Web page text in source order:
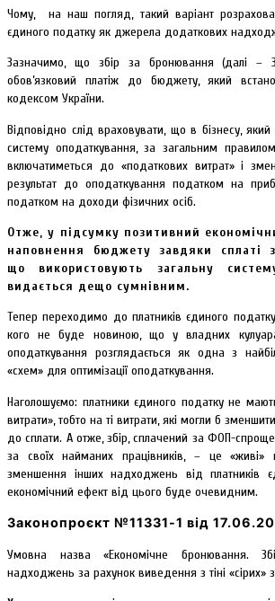
Чому, на наш погляд, такий варіант
єдиного податку як джерела додаткових
Зазначимо, що збір за бронювання (далі –
обов’язковий платіж до бюджету, який
кодексом України.
Відповідно слід враховувати, що в бізнесу, який
систему оподаткування, за загальним
включатиметься до «податкових витрат» і
результат до оподаткування податком на
податком на доходи фізичних осіб.
Отже, у підсумку позитивний
наповнення бюджету завдяки сплаті
що використовують загальну
видається дещо сумнівним.
Тепер переходимо до платників єдиного
кого не буде новиною, що у владних
оподаткування розглядається як одна з
«схем» для оптимізації оподаткування.
Наголошуємо: платники єдиного податку не
витрати», тобто на ті витрати, які могли б
до сплати. А отже, збір, сплачений за ФОП-
за своїх найманих працівників, – це
зменшення інших надходжень від платників
економічний ефект від цього буде очевидним.
Законопроєкт №11331-1 від
Умовна назва «Економічне бронювання.
надходжень за рахунок виведення з тіні «сірих»